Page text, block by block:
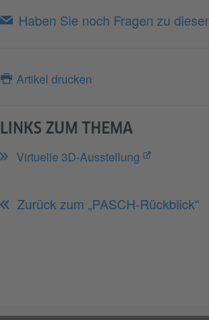
Haben Sie noch Fragen zu
Artikel drucken
LINKS ZUM THEMA
Virtuelle 3D-Ausstellung
Zurück zum „PASCH-Rückblick“